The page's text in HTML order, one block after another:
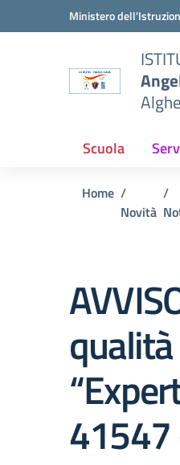
Vai ai contenuti
Vai al menu di navigazione
Ministero
Scuola
Home
Novità